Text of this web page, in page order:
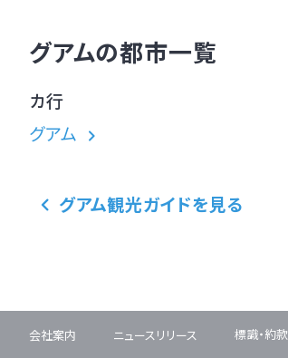
グアムの都市一覧
カ行
グアム
グアム観光ガイドを見る
会社案内 ニュースリリース 標識・約款